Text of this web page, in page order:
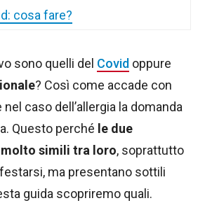
cosa fare?
sono quelli del Covid oppure
? Così come accade con
nel caso dell’allergia la domanda
Questo perché le due
simili tra loro, soprattutto
ma presentano sottili
guida scopriremo quali.